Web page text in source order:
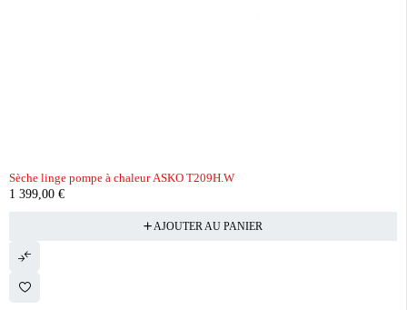
Sèche linge pompe à chaleur ASKO T209H.W
1 399,00 €
AJOUTER AU PANIER